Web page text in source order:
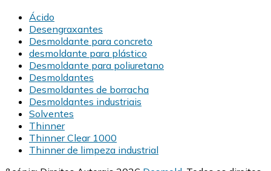
Ácido
Desengraxantes
Desmoldante para concreto
desmoldante para plástico
Desmoldante para poliuretano
Desmoldantes
Desmoldantes de borracha
Desmoldantes industriais
Solventes
Thinner
Thinner Clear 1000
Thinner de limpeza industrial